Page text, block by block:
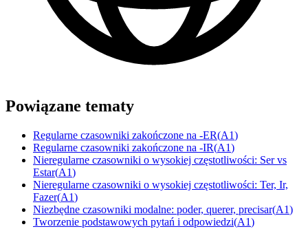
Powiązane tematy
Regularne czasowniki zakończone na -ER(A1)
Regularne czasowniki zakończone na -IR(A1)
Nieregularne czasowniki o wysokiej częstotliwości: Ser vs
Estar(A1)
Nieregularne czasowniki o wysokiej częstotliwości: Ter, Ir,
Fazer(A1)
Niezbędne czasowniki modalne: poder, querer, precisar(A1)
Tworzenie podstawowych pytań i odpowiedzi(A1)